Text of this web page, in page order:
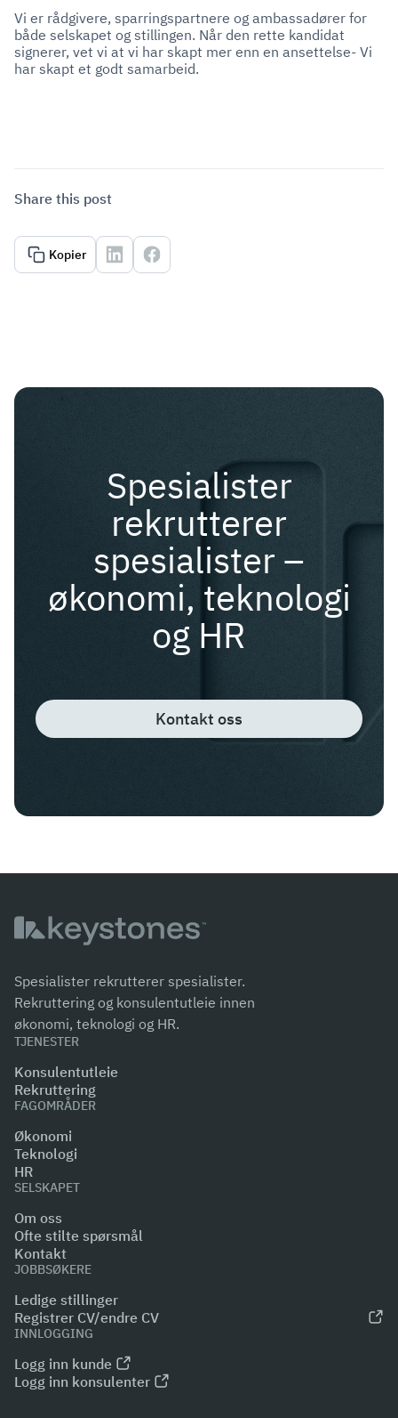
Vi er rådgivere, sparringspartnere og ambassadører for
både selskapet og stillingen. Når den rette kandidat
signerer, vet vi at vi har skapt mer enn en ansettelse- Vi
har skapt et godt samarbeid.
Share this post
Kopier
Spesialister
rekrutterer
spesialister –
økonomi, teknologi
og HR
Kontakt oss
Spesialister rekrutterer spesialister.
Rekruttering og konsulentutleie innen
økonomi, teknologi og HR.
TJENESTER
Konsulentutleie
Rekruttering
FAGOMRÅDER
Økonomi
Teknologi
HR
SELSKAPET
Om oss
Ofte stilte spørsmål
Kontakt
JOBBSØKERE
Ledige stillinger
Registrer CV/endre CV
INNLOGGING
Logg inn kunde
Logg inn konsulenter